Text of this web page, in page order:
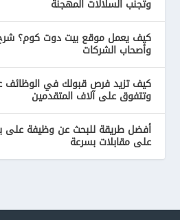
وتجنب السلالات المهجنة
كيف يعمل موقع بيت دوت كوم؟
وأصحاب الشركات
كيف تزيد فرص قبولك في الوظائف
وتتفوق على آلاف المتقدمين
أفضل طريقة للبحث عن وظيفة
على مقابلات بسرعة